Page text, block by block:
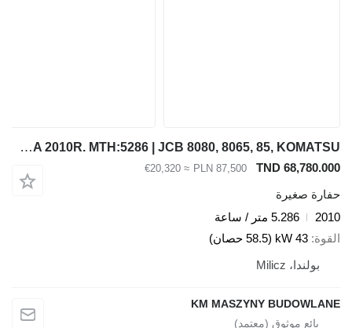
JCB 8085 MINI-KOPARKA 2010R. MTH:5286 | JCB 8080, 8065, 85, KOMATSU
TND
PLN 87,500
≈ €20,320
صغيرة
5.286 متر / ساعة
43 kW (58.5 حصان)
بولندا، Milicz
KM MASZYNY